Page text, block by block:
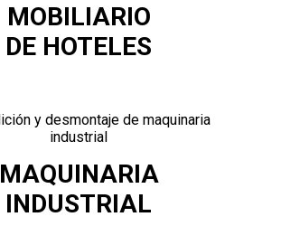
MOBILIARIO
DE HOTELES
MAQUINARIA
INDUSTRIAL